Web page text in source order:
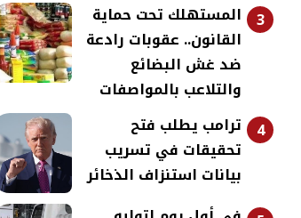
3 المستهلك تحت حماية
القانون.. عقوبات رادعة
ضد غش البضائع
والتلاعب بالمواصفات
4
ترامب يطلب فتح
تحقيقات في تسريب
بيانات استنزاف الذخائر